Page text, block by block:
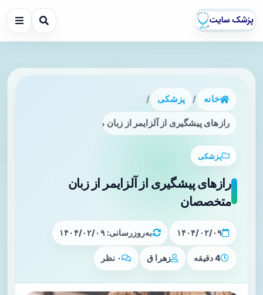
خانه / پزشکی /
رازهای پیشگیری از آلزایمر از زبان متخصصان
پزشکی
رازهای پیشگیری از آلزایمر از زبان
متخصصان
۱۴۰۴/۰۲/۰۹ به‌روزرسانی: ۱۴۰۴/۰۲/۰۹
4 دقیقه زهرا ق ۰ نظر